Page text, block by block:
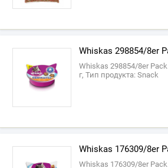
‎Whiskas 298854/8er
‎Whiskas 298854/8er
г, Тип продукта: Snack
‎Whiskas 176309/8er
‎Whiskas 176309/8er